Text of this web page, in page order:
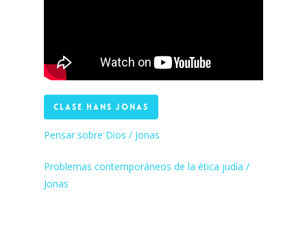
CLASE HANS JONAS
Pensar sobre Dios / Jonas
Problemas contemporáneos de la ética judía /
Jonas